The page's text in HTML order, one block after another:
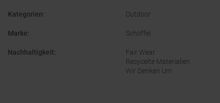
Kategorien: Outdoor
Marke: Schöffel
Nachhaltigkeit:
Fair Wear
Recycelte Materialien
Wir Denken Um